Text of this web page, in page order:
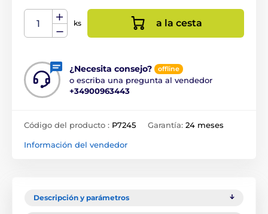
ks a la cesta
¿Necesita consejo? offline
o escriba una pregunta al vendedor
+34900963443
Código del producto : P7245 Garantía: 24 meses
Información del vendedor
Descripción y parámetros